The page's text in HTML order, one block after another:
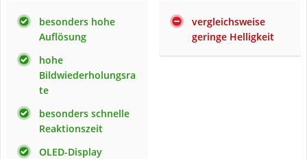
besonders hohe
Auflösung
hohe
Bildwiederholungsra
te
besonders schnelle
Reaktionszeit
OLED-Display
vergleichsweise
geringe Helligkeit